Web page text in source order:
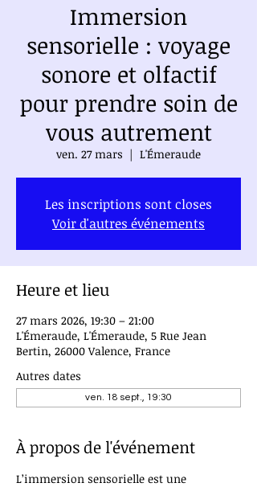
Immersion
sensorielle : voyage
sonore et olfactif
pour prendre soin de
vous autrement
ven. 27 mars
  |
L'Émeraude
Les inscriptions sont closes
Voir d'autres événements
Heure et lieu
27 mars 2026, 19:30 – 21:00
L'Émeraude, L'Émeraude, 5 Rue Jean
Bertin, 26000 Valence, France
Autres dates
ven. 18 sept., 19:30
À propos de l'événement
L’immersion sensorielle est une